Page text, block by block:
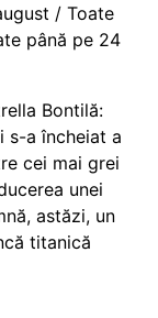
/ Toate
până pe 24
Bontilă:
s-a încheiat a
cei mai grei
unei
astăzi, un
titanică